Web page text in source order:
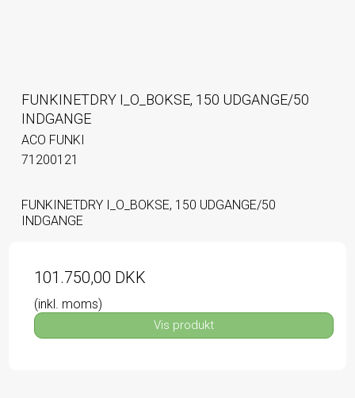
FUNKINETDRY I_O_BOKSE, 150 UDGANGE/50
INDGANGE
ACO FUNKI
71200121
FUNKINETDRY I_O_BOKSE, 150 UDGANGE/50
INDGANGE
101.750,00 DKK
(inkl. moms)
Vis produkt